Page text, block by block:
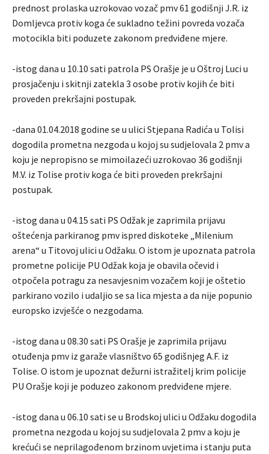
prednost prolaska uzrokovao vozač pmv 61 godišnji J.R. iz
Domljevca protiv koga će sukladno težini povreda vozača
motocikla biti poduzete zakonom predviđene mjere.
-istog dana u 10.10 sati patrola PS Orašje je u Oštroj Luci u
prosjačenju i skitnji zatekla 3 osobe protiv kojih će biti
proveden prekršajni postupak.
-dana 01.04.2018 godine se u ulici Stjepana Radića u Tolisi
dogodila prometna nezgoda u kojoj su sudjelovala 2 pmv a
koju je nepropisno se mimoilazeći uzrokovao 36 godišnji
M.V. iz Tolise protiv koga će biti proveden prekršajni
postupak.
-istog dana u 04.15 sati PS Odžak je zaprimila prijavu
oštećenja parkiranog pmv ispred diskoteke „Milenium
arena“ u Titovoj ulici u Odžaku. O istom je upoznata patrola
prometne policije PU Odžak koja je obavila očevid i
otpočela potragu za nesavjesnim vozačem koji je oštetio
parkirano vozilo i udaljio se sa lica mjesta a da nije popunio
europsko izvješće o nezgodama.
-istog dana u 08.30 sati PS Orašje je zaprimila prijavu
otuđenja pmv iz garaže vlasništvo 65 godišnjeg A.F. iz
Tolise. O istom je upoznat dežurni istražitelj krim policije
PU Orašje koji je poduzeo zakonom predviđene mjere.
-istog dana u 06.10 sati se u Brodskoj ulici u Odžaku dogodila
prometna nezgoda u kojoj su sudjelovala 2 pmv a koju je
krećući se neprilagođenom brzinom uvjetima i stanju puta